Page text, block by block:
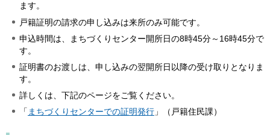
ます。
戸籍証明の請求の申し込みは来所のみ可能です。
申込時間は、まちづくりセンター開所日の8時45分～16時45分で
す。
証明書のお渡しは、申し込みの翌開所日以降の受け取りとなりま
す。
詳しくは、下記のページをご覧ください。
「 まちづくりセンターでの証明発行 」（戸籍住民課）